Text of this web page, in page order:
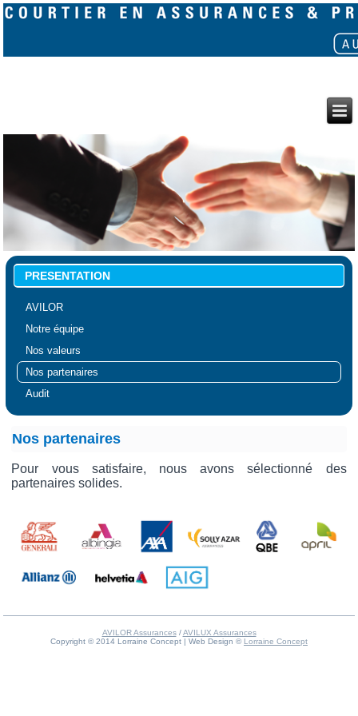
PRESENTATION
AVILOR
Notre équipe
Nos valeurs
Nos partenaires
Audit
Nos partenaires
Pour vous satisfaire, nous avons sélectionné des
partenaires solides.
AVILOR Assurances/AVILUX Assurances
Copyright © 2014 Lorraine Concept | Web Design © Lorraine Concept